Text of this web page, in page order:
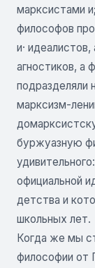
марксистами
философов
и·
агностиков, а
подразделяли
марксизм-
буржуазную
официальной
детства и
школьных лет.
Когда же мы
философии от